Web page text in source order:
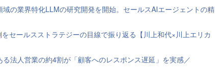
の業界特化LLMの研究開発を開始。セールスAIエージェントの精
をセールスストラテジーの目線で振り返る【川上和代×川上エリカ
法人営業の約4割が「顧客へのレスポンス遅延」を実感／